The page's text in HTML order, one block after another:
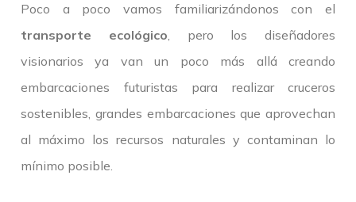
Poco a poco vamos familiarizándonos con el
transporte ecológico, pero los diseñadores
visionarios ya van un poco más allá creando
embarcaciones futuristas para realizar cruceros
sostenibles, grandes embarcaciones que aprovechan
al máximo los recursos naturales y contaminan lo
mínimo posible.